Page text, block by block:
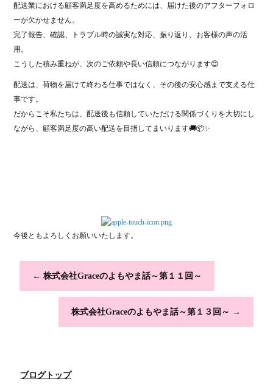
配送業における顧客満足度を高めるためには、届けた後のアフターフォロ
ーが欠かせません。
完了報告、確認、トラブル時の誠実な対応、振り返り、お客様の声の活
用。
こうした積み重ねが、次のご依頼や長い信頼につながります😊
配送は、荷物を届けて終わる仕事ではなく、その後の安心感まで支える仕
事です。
だからこそ私たちは、配送後も信頼していただける関係づくりを大切にし
ながら、顧客満足度の高い配送を目指してまいります🚚📦✨
今後ともよろしくお願いいたします。
← 株式会社Graceのよもやま話～第１１回～
株式会社Graceのよもやま話～第１３回～ →
ブログトップ